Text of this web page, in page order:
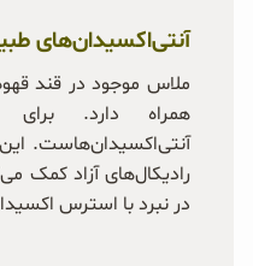
آنتی‌اکسیدان‌های
ملاس موجود در قند
همراه دارد.
آنتی‌اکسیدان‌هاست.
رادیکال‌های آزاد کمک
در نبرد با استرس